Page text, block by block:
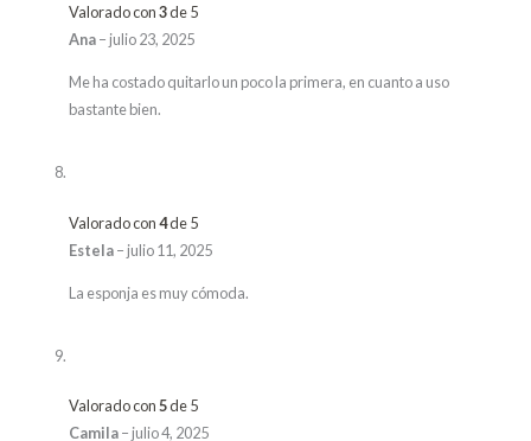
Valorado con3de 5
Ana– julio 23, 2025
Me ha costado quitarlo un poco la primera, en cuanto a uso
bastante bien.
Valorado con4de 5
Estela– julio 11, 2025
La esponja es muy cómoda.
Valorado con5de 5
Camila– julio 4, 2025